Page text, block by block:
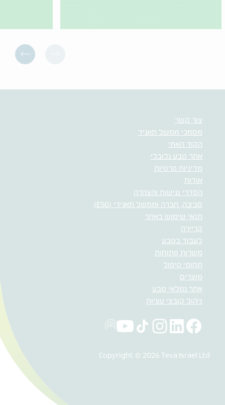
צור קשר
מסמכי ממשל תאגיד
הקוד האתי
אתר טבע גלובלי
מדיניות פרטיות
אודות
הסדרי נגישות והצהרה
סביבה, חברה וממשל תאגידי (ESG)
תנאי שימוש באתר
קריירה
לעבוד בטבע
משרות פתוחות
תחומי טיפול
מוצרים
אתר גמלאי טבע
ניהול קובצי עוגיות
Copyright © 2026 Teva Israel Ltd